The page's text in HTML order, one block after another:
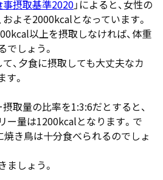
事摂取基準2020」によると、女性の
よそ2000kcalとなっています。
以上を摂取しなければ、体重
しょう。
、夕食に摂取しても大丈夫なカ
。
取量の比率を1:3:6だとすると、
ー量は1200kcalとなります。で
焼き鳥は十分食べられるのでしょ
しょう。